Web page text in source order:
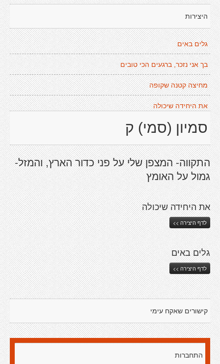
היצירות
גלים באים
בך אני נזכר, ברגעים הכי טובים
מחיצה קטנה שקופה
את היחידה שיכולה
סמיון (סמי) ק
התקווה- המצפן שלי על פני כדור הארץ, והמזל-
גמול על האומץ
את היחידה שיכולה
לדף היצירה >>
גלים באים
לדף היצירה >>
קישורים שאקח עימי
התחברות